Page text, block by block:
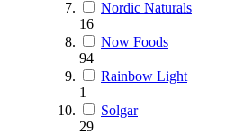
Nordic Naturals
16
Now Foods
94
Rainbow Light
1
Solgar
29